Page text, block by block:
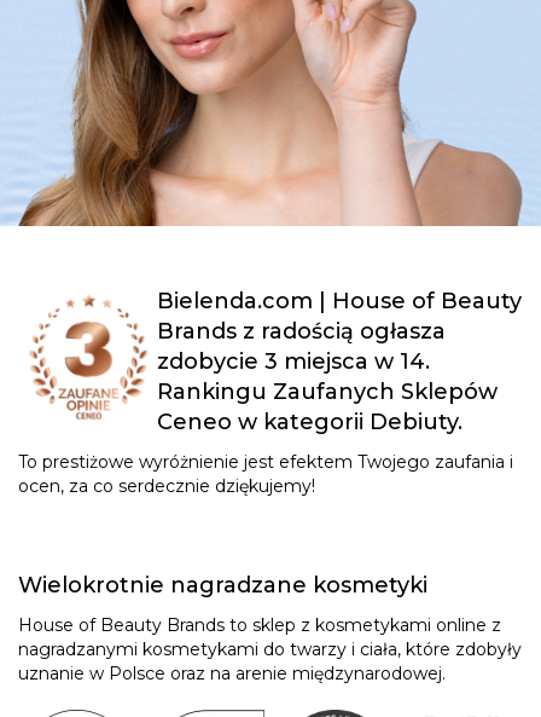
Bielenda.com | House of Beauty
Brands z radością ogłasza
zdobycie 3 miejsca w 14.
Rankingu Zaufanych Sklepów
Ceneo w kategorii Debiuty.
To prestiżowe wyróżnienie jest efektem Twojego zaufania i
ocen, za co serdecznie dziękujemy!
Wielokrotnie nagradzane kosmetyki
House of Beauty Brands to sklep z kosmetykami online z
nagradzanymi kosmetykami do twarzy i ciała, które zdobyły
uznanie w Polsce oraz na arenie międzynarodowej.